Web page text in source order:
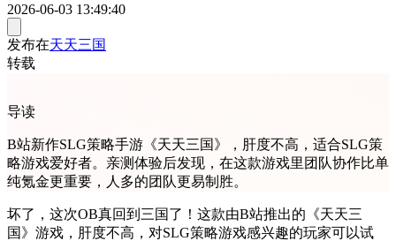
2026-06-03 13:49:40
发布在天天三国
转载
导读
B站新作SLG策略手游《天天三国》，肝度不高，适合SLG策
略游戏爱好者。亲测体验后发现，在这款游戏里团队协作比单
纯氪金更重要，人多的团队更易制胜。
坏了，这次OB真回到三国了！这款由B站推出的《天天三
国》游戏，肝度不高，对SLG策略游戏感兴趣的玩家可以试